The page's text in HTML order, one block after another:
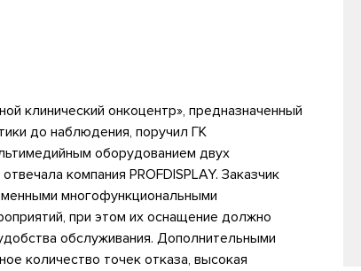
клинический онкоцентр», предназначенный
до наблюдения, поручил ГК
оборудованием двух
компания PROFDISPLAY. Заказчик
многофункциональными
при этом их оснащение должно
обслуживания. Дополнительными
количество точек отказа, высокая